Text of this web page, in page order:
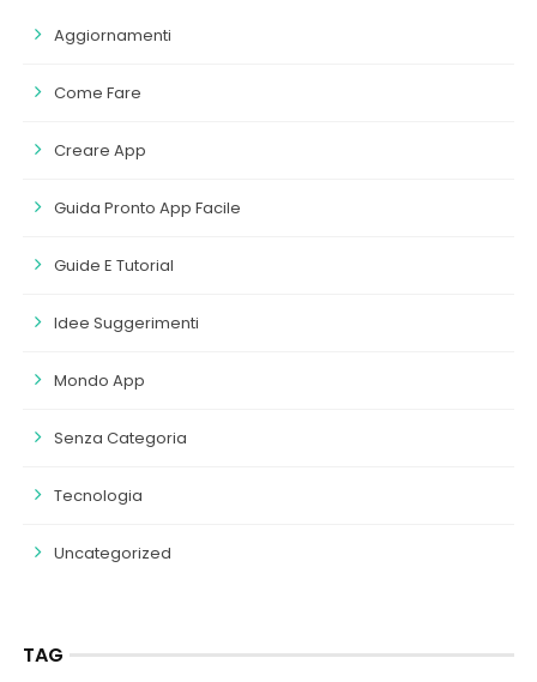
Aggiornamenti
Come Fare
Creare App
Guida Pronto App Facile
Guide E Tutorial
Idee Suggerimenti
Mondo App
Senza Categoria
Tecnologia
Uncategorized
TAG